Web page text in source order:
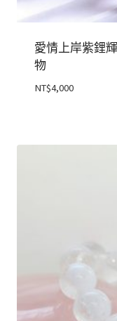
愛情上岸紫鋰
物
NT$4,000